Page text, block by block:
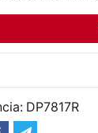
DP7817R